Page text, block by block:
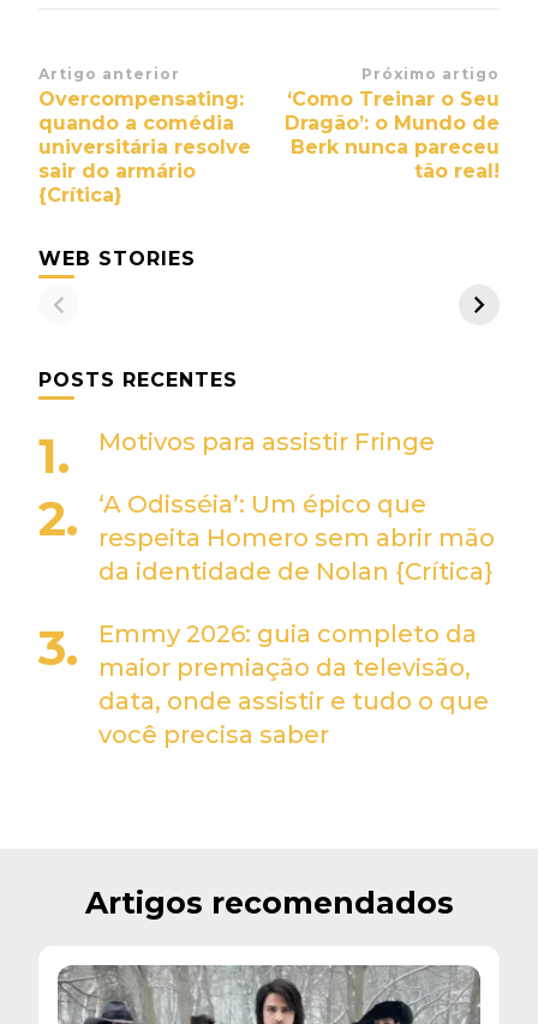
Navegação
de
post
Artigo anterior
Overcompensating:
quando a comédia
universitária resolve
sair do armário
{Crítica}
Próximo artigo
‘Como Treinar o Seu
Dragão’: o Mundo de
Berk nunca pareceu
tão real!
WEB STORIES
POSTS RECENTES
Motivos para assistir Fringe
‘A Odisséia’: Um épico que
respeita Homero sem abrir mão
da identidade de Nolan {Crítica}
Emmy 2026: guia completo da
maior premiação da televisão,
data, onde assistir e tudo o que
você precisa saber
Artigos recomendados